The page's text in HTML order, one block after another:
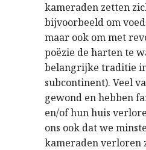
kameraden zetten
bijvoorbeeld om
maar ook om met
poëzie de harten te
belangrijke traditie
subcontinent). Veel
gewond en hebben
en/of hun huis
ons ook dat we
kameraden verloren